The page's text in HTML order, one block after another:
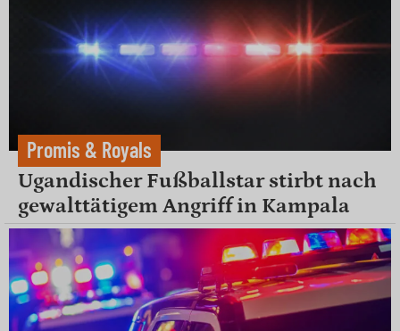
Promis & Royals
Ugandischer Fußballstar stirbt nach
gewalttätigem Angriff in Kampala